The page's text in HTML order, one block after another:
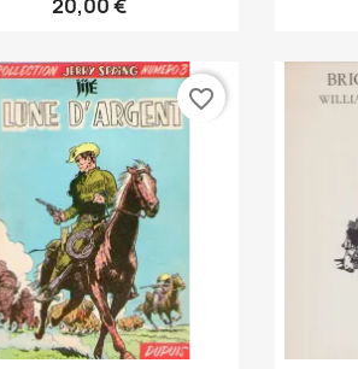
20,00 €
favorite_border